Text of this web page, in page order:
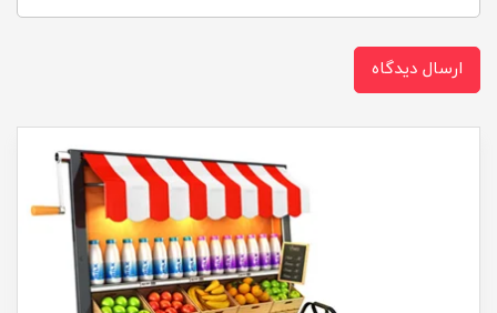
ارسال دیدگاه